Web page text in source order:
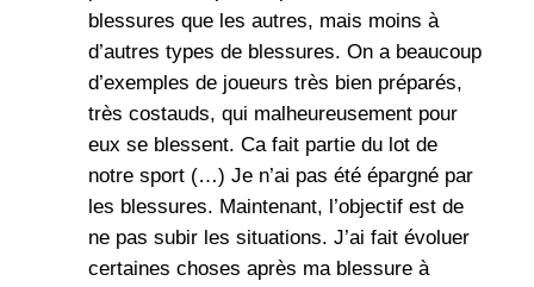
blessures que les autres, mais moins à
d’autres types de blessures. On a beaucoup
d’exemples de joueurs très bien préparés,
très costauds, qui malheureusement pour
eux se blessent. Ca fait partie du lot de
notre sport (…) Je n’ai pas été épargné par
les blessures. Maintenant, l’objectif est de
ne pas subir les situations. J’ai fait évoluer
certaines choses après ma blessure à